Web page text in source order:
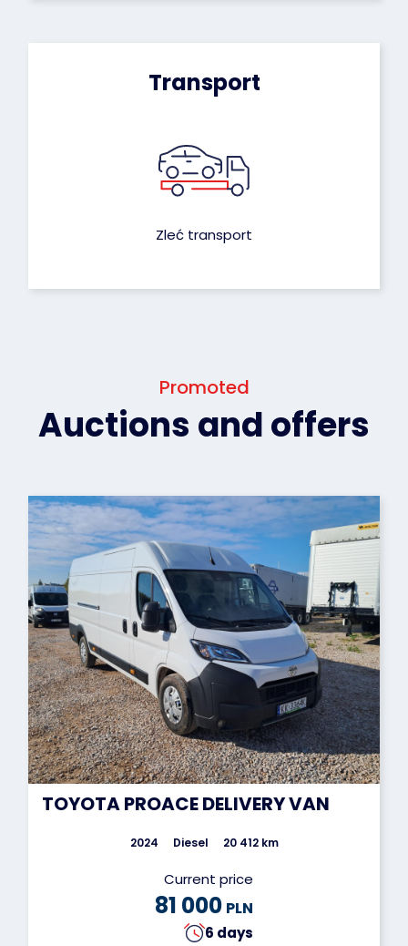
Transport
Zleć transport
Promoted
Auctions and offers
TOYOTA PROACE DELIVERY VAN
2024 Diesel 20 412 km
Current price
81 000 PLN
6 days